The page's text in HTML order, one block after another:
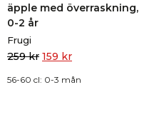
äpple med överraskning,
0-2 år
Frugi
259kr 159 kr
56-60 cl: 0-3 mån